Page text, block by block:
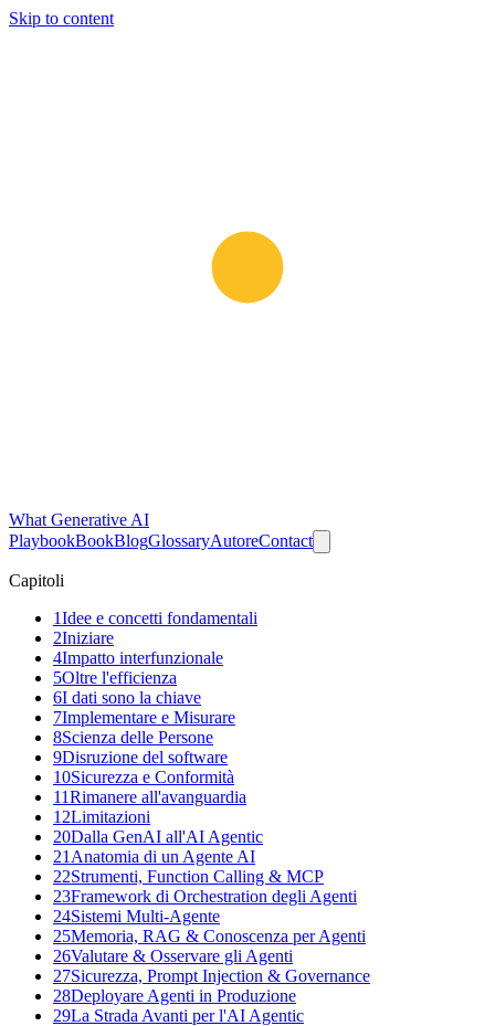
Skip to content
What Generative AI
PlaybookBookBlogGlossaryAutoreContact
Capitoli
1Idee e concetti fondamentali
2Iniziare
4Impatto interfunzionale
5Oltre l'efficienza
6I dati sono la chiave
7Implementare e Misurare
8Scienza delle Persone
9Disruzione del software
10Sicurezza e Conformità
11Rimanere all'avanguardia
12Limitazioni
20Dalla GenAI all'AI Agentic
21 Anatomia di un Agente AI
22Strumenti, Function Calling & MCP
23Framework di Orchestration degli Agenti
24Sistemi Multi-Agente
25Memoria, RAG & Conoscenza per Agenti
26Valutare & Osservare gli Agenti
27Sicurezza, Prompt Injection & Governance
28Deployare Agenti in Produzione
29La Strada Avanti per l'AI Agentic